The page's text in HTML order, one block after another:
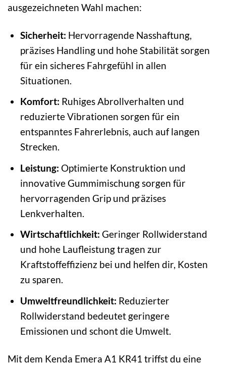
ausgezeichneten Wahl machen:
Sicherheit: Hervorragende Nasshaftung,
präzises Handling und hohe Stabilität sorgen
für ein sicheres Fahrgefühl in allen
Situationen.
Komfort: Ruhiges Abrollverhalten und
reduzierte Vibrationen sorgen für ein
entspanntes Fahrerlebnis, auch auf langen
Strecken.
Leistung: Optimierte Konstruktion und
innovative Gummimischung sorgen für
hervorragenden Grip und präzises
Lenkverhalten.
Wirtschaftlichkeit: Geringer Rollwiderstand
und hohe Laufleistung tragen zur
Kraftstoffeffizienz bei und helfen dir, Kosten
zu sparen.
Umweltfreundlichkeit: Reduzierter
Rollwiderstand bedeutet geringere
Emissionen und schont die Umwelt.
Mit dem Kenda Emera A1 KR41 triffst du eine